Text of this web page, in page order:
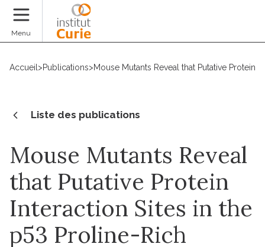
Menu
Accueil >Publications>Mouse Mutants Reveal that Putative Protein
Liste des publications
Mouse Mutants Reveal
that Putative Protein
Interaction Sites in the
p53 Proline-Rich